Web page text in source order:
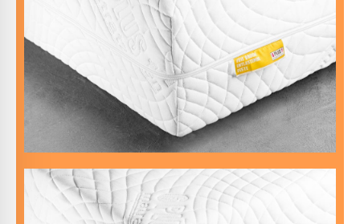
DIE DRUCKENTLASTENDE FESTE
Die Matratze mit eingebautem Topper
Seiten-, Rücken- und Bauchschläfer? Diese Matratze ist
für jede Position zu haben.
Wenn du deine Schlafposition gefunden hast, bleibst du
meistens ruhig liegen.
heilsamen Schlaf.